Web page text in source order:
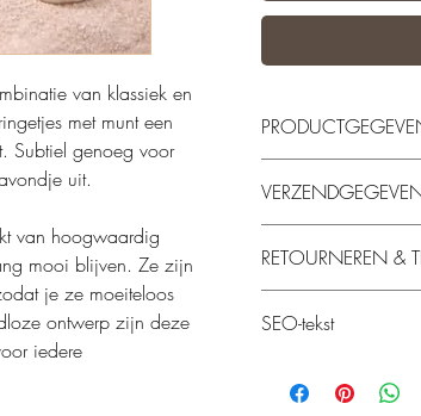
van klassiek en
met munt een
Subtiel genoeg voor
uit.
van hoogwaardig
mooi blijven. Ze zijn
je ze moeiteloos
ontwerp zijn deze
iedere
Goud en Zilver
Gewicht: 1,78
Afmeting: 2,2 cm
Wanneer jouw
jouw aan de slag.
werkdagen zorgvuldig
ontvangt een e-mail
opmerkingenveld in
RETOURNEREN &
aan ons kenbaar te
dient het product
totaal heb je 28
SEO-tekst
voor vrouwen die